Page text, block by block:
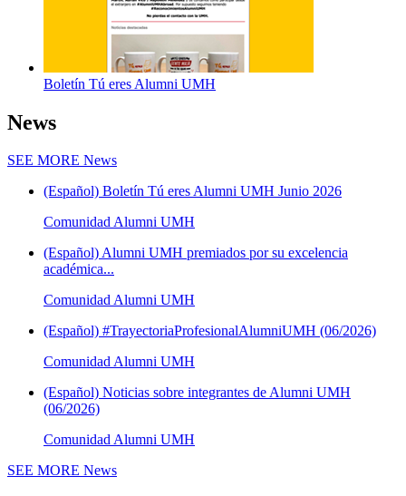
Boletín Tú eres Alumni UMH
News
SEE MORE News
(Español) Boletín Tú eres Alumni UMH Junio 2026
Comunidad Alumni UMH
(Español) Alumni UMH premiados por su excelencia
académica...
Comunidad Alumni UMH
(Español) #TrayectoriaProfesionalAlumniUMH (06/2026)
Comunidad Alumni UMH
(Español) Noticias sobre integrantes de Alumni UMH
(06/2026)
Comunidad Alumni UMH
SEE MORE News